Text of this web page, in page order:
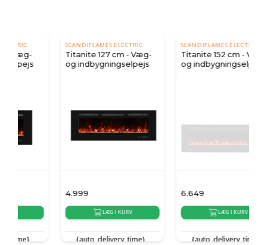
SCANDIFLAMES ELECTRIC
Titanite 127 cm - Væg-
og indbygningselpejs
LÆG I KURV
{auto_delivery_time}
SCANDIFLAMES ELECTRIC
Titanite 152 cm - Væg-
og indbygningselpejs
LÆG I KURV
{auto_delivery_time}